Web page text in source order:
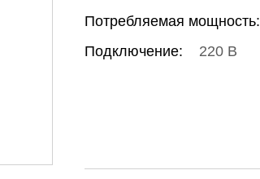
Потребляемая мощность:
Подключение:
220 В